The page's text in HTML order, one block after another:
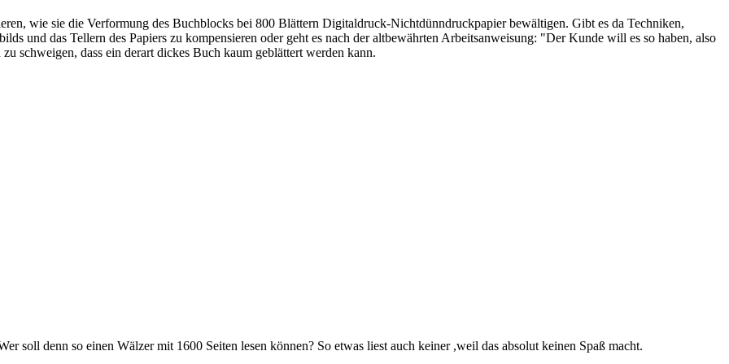
wie sie die Verformung des Buchblocks bei 800 Blättern Digitaldruck-Nichtdünndruckpapier bewältigen. Gibt es da Techniken,
und das Tellern des Papiers zu kompensieren oder geht es nach der altbewährten Arbeitsanweisung: "Der Kunde will es so haben, also
schweigen, dass ein derart dickes Buch kaum geblättert werden kann.
soll denn so einen Wälzer mit 1600 Seiten lesen können? So etwas liest auch keiner ,weil das absolut keinen Spaß macht.